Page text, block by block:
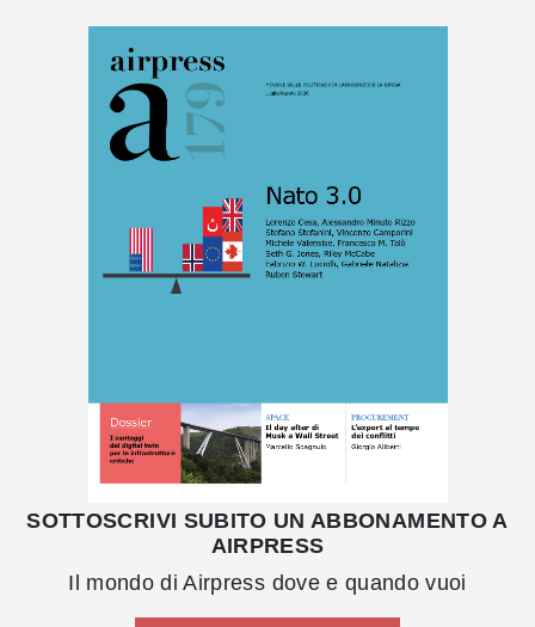
SOTTOSCRIVI SUBITO UN ABBONAMENTO A
AIRPRESS
Il mondo di Airpress dove e quando vuoi